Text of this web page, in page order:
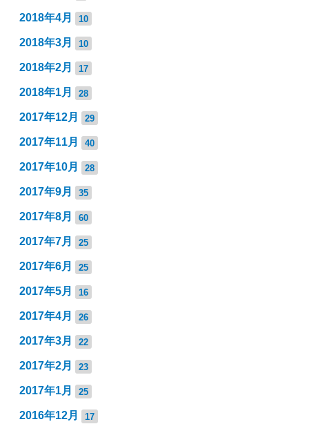
2018年4月 10
2018年3月 10
2018年2月 17
2018年1月 28
2017年12月 29
2017年11月 40
2017年10月 28
2017年9月 35
2017年8月 60
2017年7月 25
2017年6月 25
2017年5月 16
2017年4月 26
2017年3月 22
2017年2月 23
2017年1月 25
2016年12月 17